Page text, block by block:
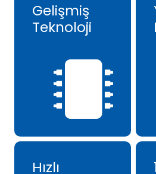
Gelişmiş
Teknoloji
Hızlı